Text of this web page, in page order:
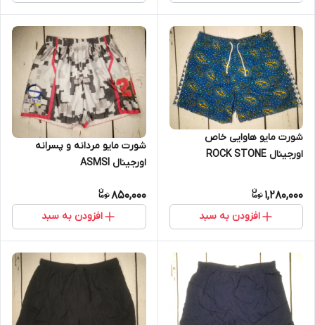
شورت مایو هاوایی خاص
اورجینال ROCK STONE
1,280,000
افزودن به سبد
شورت مایو مردانه و پسرانه
اورجینال ASMSI
850,000
افزودن به سبد